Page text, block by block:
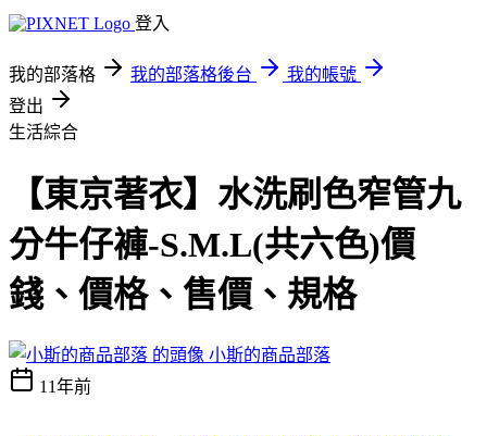
登入
我的部落格 我的部落格後台
我的帳號
登出
生活綜合
【東京著衣】水洗刷色窄管九
分牛仔褲-S.M.L(共六色)價
錢、價格、售價、規格
小斯的商品部落
11年前